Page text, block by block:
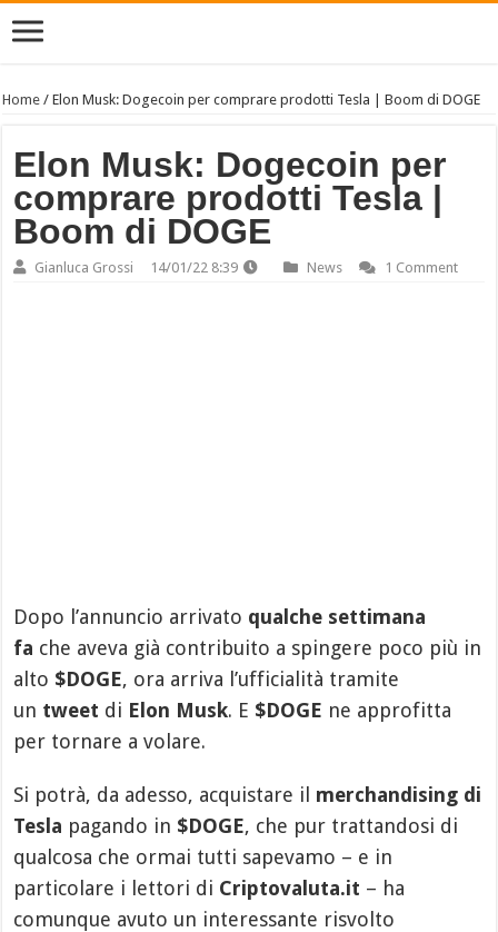
Home /Elon Musk: Dogecoin per comprare prodotti Tesla | Boom di DOGE
Elon Musk: Dogecoin per
comprare prodotti Tesla |
Boom di DOGE
Gianluca Grossi 14/01/22 8:39 News 1 Comment
Dopo l’annuncio arrivato qualche settimana
fa che aveva già contribuito a spingere poco più in
alto $DOGE, ora arriva l’ufficialità tramite
un tweet di Elon Musk. E $DOGE ne approfitta
per tornare a volare.
Si potrà, da adesso, acquistare il merchandising di
Tesla pagando in $DOGE, che pur trattandosi di
qualcosa che ormai tutti sapevamo – e in
particolare i lettori di Criptovaluta.it – ha
comunque avuto un interessante risvolto